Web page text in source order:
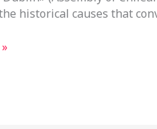
historical causes that